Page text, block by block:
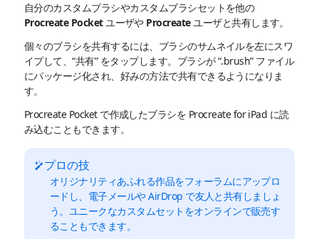
自分のカスタムブラシやカスタムブラシセットを他の
Procreate Pocket ユーザや Procreate ユーザと共有します。
個々のブラシを共有するには、ブラシのサムネイルを左にスワ
イプして、“共有” をタップします。ブラシが “.brush” ファイル
にパッケージ化され、好みの方法で共有できるようになりま
す。
Procreate Pocket で作成したブラシを Procreate for iPad に読
み込むこともできます。
プロの技
オリジナリティあふれる作品をフォーラムにアップロ
ードし、電子メールや AirDrop で友人と共有しましょ
う。ユニークなカスタムセットをオンラインで販売す
ることもできます。